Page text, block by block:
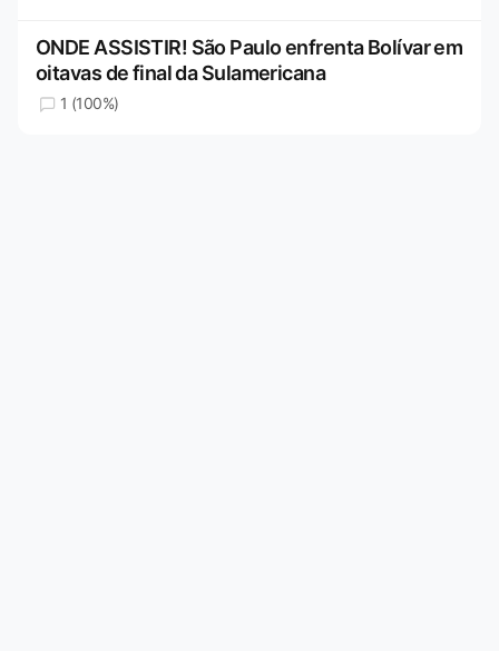
ONDE ASSISTIR! São Paulo enfrenta Bolívar em
oitavas de final da Sulamericana
1 (100%)